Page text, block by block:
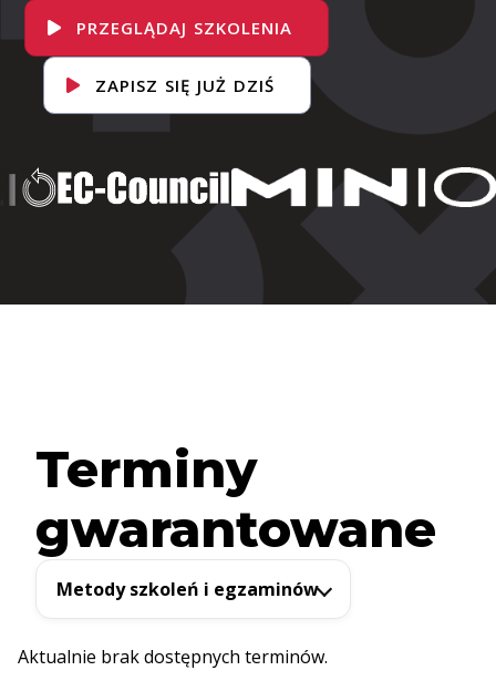
PRZEGLĄDAJ SZKOLENIA
ZAPISZ SIĘ JUŻ DZIŚ
Terminy
gwarantowane
Metody szkoleń i egzaminów
Aktualnie brak dostępnych terminów.